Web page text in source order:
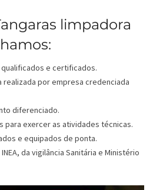
limpadora
e certificados.
realizada por empresa credenciada
diferenciado.
para exercer as atividades técnicas.
e equipados de ponta.
da vigilância Sanitária e Ministério